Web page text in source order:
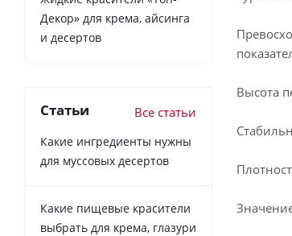
Высота
Декор» для крема, айсинга
и десертов
Статьи Все статьи
Какие ингредиенты нужны
для муссовых десертов
Какие пищевые красители
выбрать для крема, глазури